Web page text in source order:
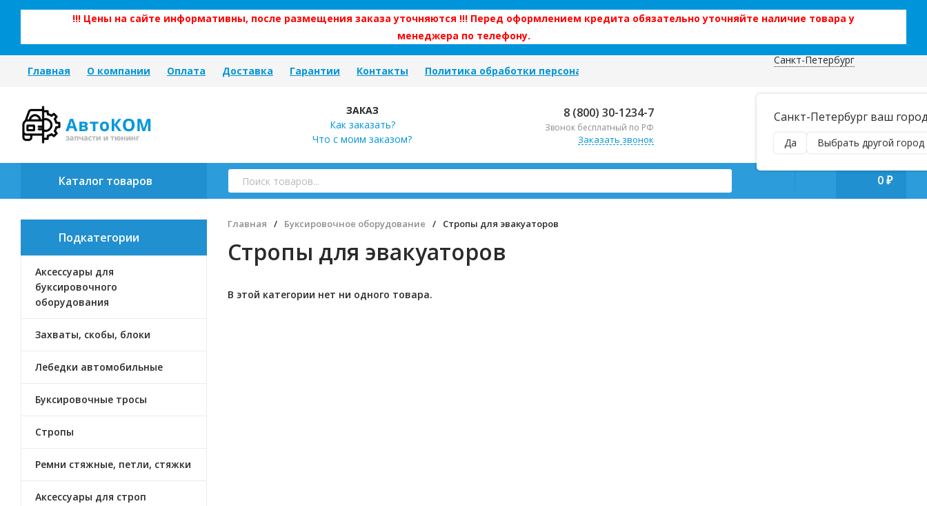
!!! Цены на сайте информативны, после размещения заказа уточняются !!! Перед оформлением кредита обязательно уточняйте наличие товара у
менеджера по телефону.
Главная О компании Оплата Доставка Гарантии Контакты Политика обработки персональных данных
Санкт-Петербург
Санкт-Петербург ваш
Да Выбрать другой город
ЗАКАЗ
Как заказать?
Что с моим заказом?
8 (800) 30-1234-7
Звонок бесплатный по РФ
Заказать звонок
наложенным платежом!
manager@regiontehsnab.ru
Каталог товаров 0 ₽
Подкатегории
Аксессуары для
буксировочного
оборудования
Захваты, скобы, блоки
Лебедки автомобильные
Буксировочные тросы
Стропы
Ремни стяжные, петли, стяжки
Аксессуары для строп
Главная / Буксировочное оборудование / Стропы для эвакуаторов
Стропы для эвакуаторов
В этой категории нет ни одного товара.